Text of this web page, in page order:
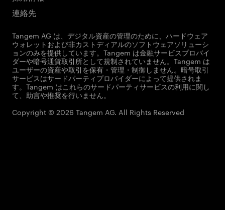
連絡先
Tangem AG は、デジタル資産の管理のために、ハードウェア
ウォレットおよび非カストディアルのソフトウェアソリューシ
ョンのみを提供しています。Tangem は金融サービスプロバイ
ダーや暗号通貨取引所として規制されていません。Tangem は
ユーザーの資産や取引を保有・管理・制御しません。暗号取引
サービスはサードパーティプロバイダーによって提供されま
す。Tangem はこれらのサードパーティサービスの利用に関し
て、助言や推奨を行いません。